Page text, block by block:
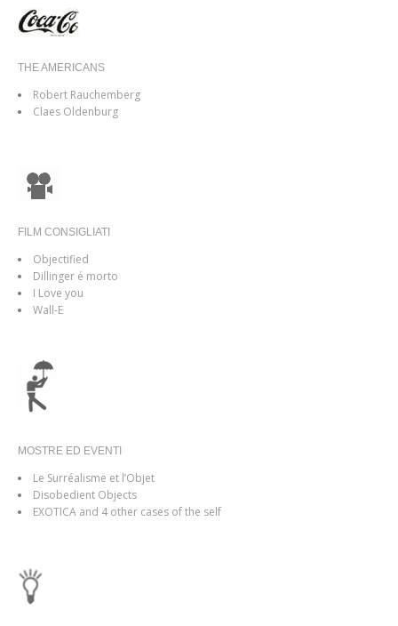
THE AMERICANS
Robert Rauchemberg
Claes Oldenburg
FILM CONSIGLIATI
Objectified
Dillinger é morto
I Love you
Wall-E
MOSTRE ED EVENTI
Le Surréalisme et l’Objet
Disobedient Objects
EXOTICA and 4 other cases of the self